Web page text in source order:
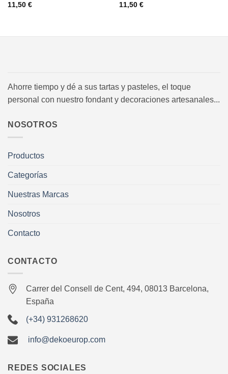
11,50 €
11,50 €
Ahorre tiempo y dé a sus tartas y pasteles, el toque
personal con nuestro fondant y decoraciones artesanales...
NOSOTROS
Productos
Categorías
Nuestras Marcas
Nosotros
Contacto
CONTACTO
Carrer del Consell de Cent, 494, 08013 Barcelona,
España
(+34) 931268620
info@dekoeurop.com
REDES SOCIALES